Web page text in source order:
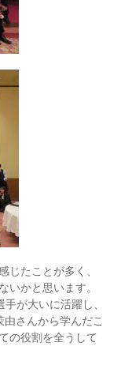
じたことが多く、
いかと思います。
が大いに活躍し、
さんから学んだこ
の役割を全うして